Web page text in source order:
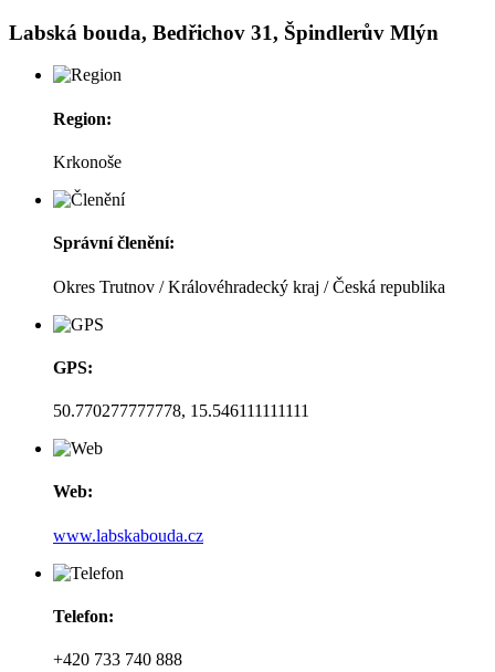
Labská bouda, Bedřichov 31, Špindlerův Mlýn
Region:
Krkonoše
Správní členění:
Okres Trutnov / Královéhradecký kraj / Česká republika
GPS:
50.770277777778, 15.546111111111
Web:
www.labskabouda.cz
Telefon:
+420 733 740 888